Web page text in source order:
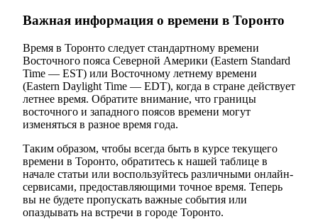
Важная информация о времени в Торонто
Время в Торонто следует стандартному времени
Восточного пояса Северной Америки (Eastern Standard
Time — EST) или Восточному летнему времени
(Eastern Daylight Time — EDT), когда в стране действует
летнее время. Обратите внимание, что границы
восточного и западного поясов времени могут
изменяться в разное время года.
Таким образом, чтобы всегда быть в курсе текущего
времени в Торонто, обратитесь к нашей таблице в
начале статьи или воспользуйтесь различными онлайн-
сервисами, предоставляющими точное время. Теперь
вы не будете пропускать важные события или
опаздывать на встречи в городе Торонто.